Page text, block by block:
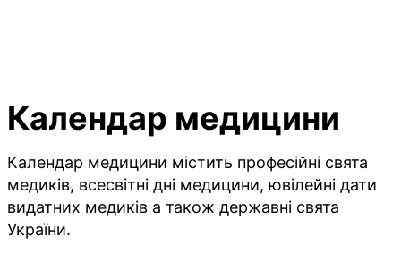
Календар медицини
Календар медицини містить професійні свята
медиків, всесвітні дні медицини, ювілейні дати
видатних медиків а також державні свята
України.